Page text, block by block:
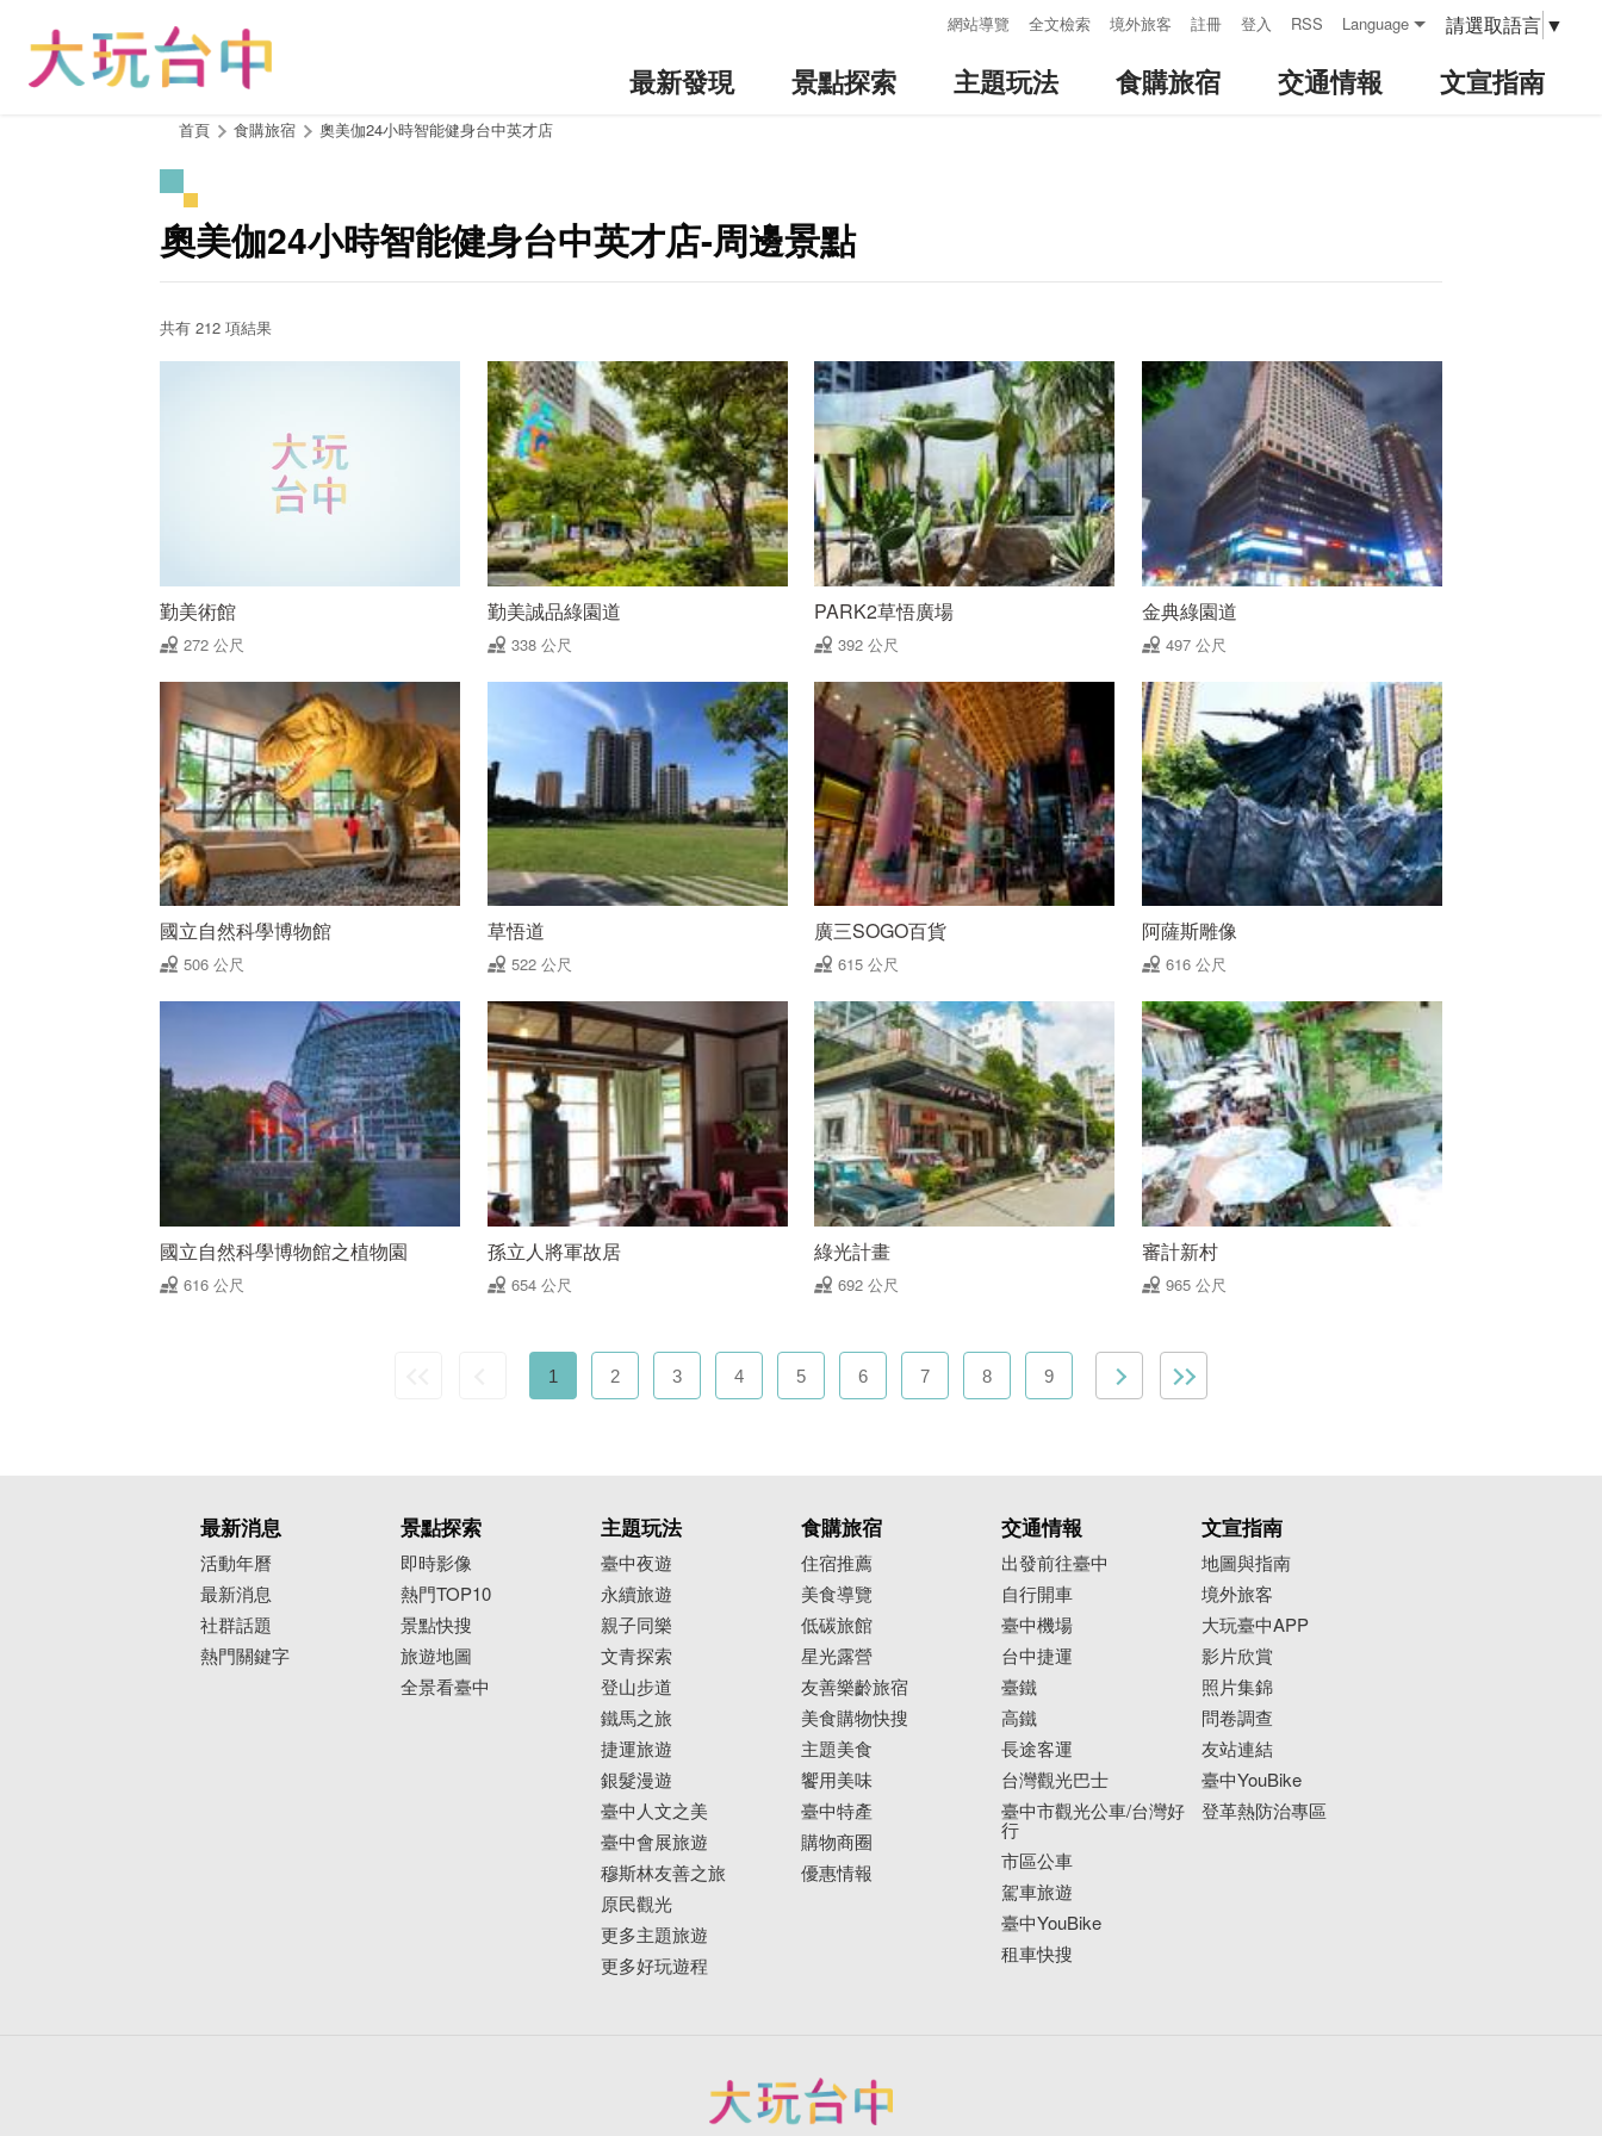
網站導覽 全文檢索 境外旅客 註冊 登入 RSS Language 請選取語言 ▼
最新發現 景點探索 主題玩法 食購旅宿 交通情報 文宣指南
首頁 食購旅宿 奧美伽24小時智能健身台中英才店
奧美伽24小時智能健身台中英才店-周邊景點
共有 212 項結果
勤美術館
272 公尺
勤美誠品綠園道
338 公尺
PARK2草悟廣場
392 公尺
金典綠園道
497 公尺
國立自然科學博物館
506 公尺
草悟道
522 公尺
廣三SOGO百貨
615 公尺
阿薩斯雕像
616 公尺
國立自然科學博物館之植物園
616 公尺
孫立人將軍故居
654 公尺
綠光計畫
692 公尺
審計新村
965 公尺
1 2 3 4 5 6 7 8 9
最新消息
活動年曆
最新消息
社群話題
熱門關鍵字
景點探索
即時影像
熱門TOP10
景點快搜
旅遊地圖
全景看臺中
主題玩法
臺中夜遊
永續旅遊
親子同樂
文青探索
登山步道
鐵馬之旅
捷運旅遊
銀髮漫遊
臺中人文之美
臺中會展旅遊
穆斯林友善之旅
原民觀光
更多主題旅遊
更多好玩遊程
食購旅宿
住宿推薦
美食導覽
低碳旅館
星光露營
友善樂齡旅宿
美食購物快搜
主題美食
饗用美味
臺中特產
購物商圈
優惠情報
交通情報
出發前往臺中
自行開車
臺中機場
台中捷運
臺鐵
高鐵
長途客運
台灣觀光巴士
臺中市觀光公車/台灣好
行
市區公車
駕車旅遊
臺中YouBike
租車快搜
文宣指南
地圖與指南
境外旅客
大玩臺中APP
影片欣賞
照片集錦
問卷調查
友站連結
臺中YouBike
登革熱防治專區